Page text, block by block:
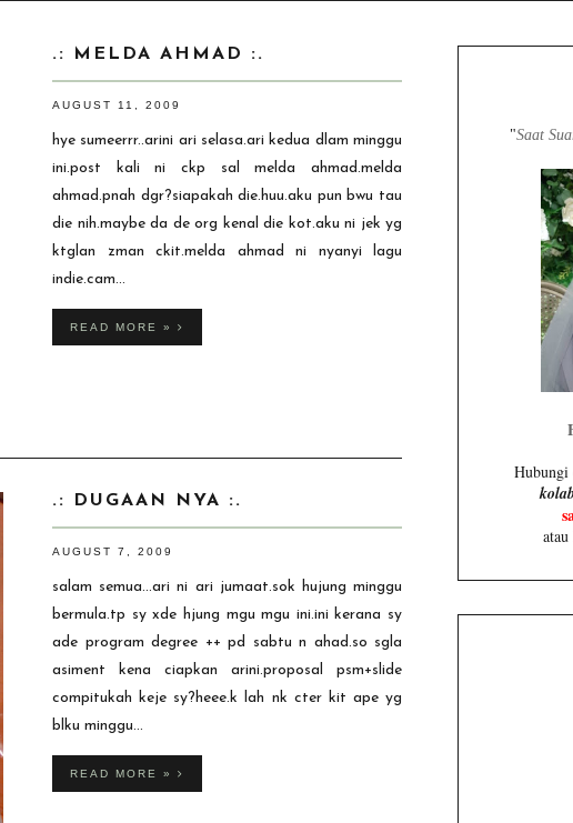
.: MELDA AHMAD :.
AUGUST 11, 2009
hye sumeerrr..arini ari selasa.ari kedua dlam minggu
ini.post kali ni ckp sal melda ahmad.melda
ahmad.pnah dgr?siapakah die.huu.aku pun bwu tau
die nih.maybe da de org kenal die kot.aku ni jek yg
ktglan zman ckit.melda ahmad ni nyanyi lagu
indie.cam...
READ MORE »
.: DUGAAN NYA :.
AUGUST 7, 2009
salam semua...ari ni ari jumaat.sok hujung minggu
bermula.tp sy xde hjung mgu mgu ini.ini kerana sy
ade program degree ++ pd sabtu n ahad.so sgla
asiment kena ciapkan arini.proposal psm+slide
compitukah keje sy?heee.k lah nk cter kit ape yg
blku minggu...
READ MORE »
"Saat
Hubungi